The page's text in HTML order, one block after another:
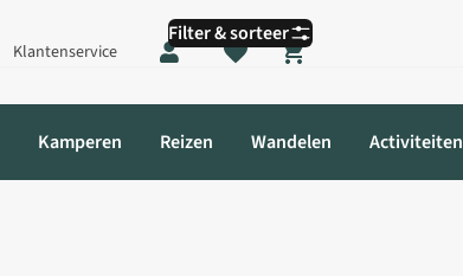
Klantenservice
Shopping cart
Kamperen Reizen Wandelen Activiteiten
Filter & sorteer